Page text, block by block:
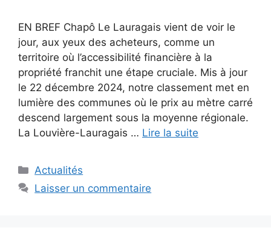
EN BREF Chapô Le Lauragais vient de voir le
jour, aux yeux des acheteurs, comme un
territoire où l’accessibilité financière à la
propriété franchit une étape cruciale. Mis à jour
le 22 décembre 2024, notre classement met en
lumière des communes où le prix au mètre carré
descend largement sous la moyenne régionale.
La Louvière-Lauragais … Lire la suite
Catégories
Actualités
Laisser un commentaire